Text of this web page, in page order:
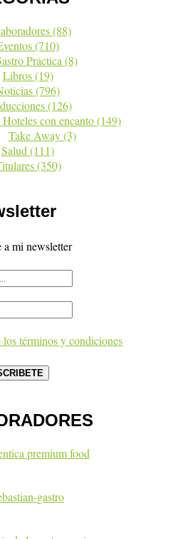
(88)
(710)
Práctica (8)
Libros(19)
(796)
(126)
con encanto(149)
Take Away(3)
Salud (111)
(350)
a mi newsletter
términos y condiciones